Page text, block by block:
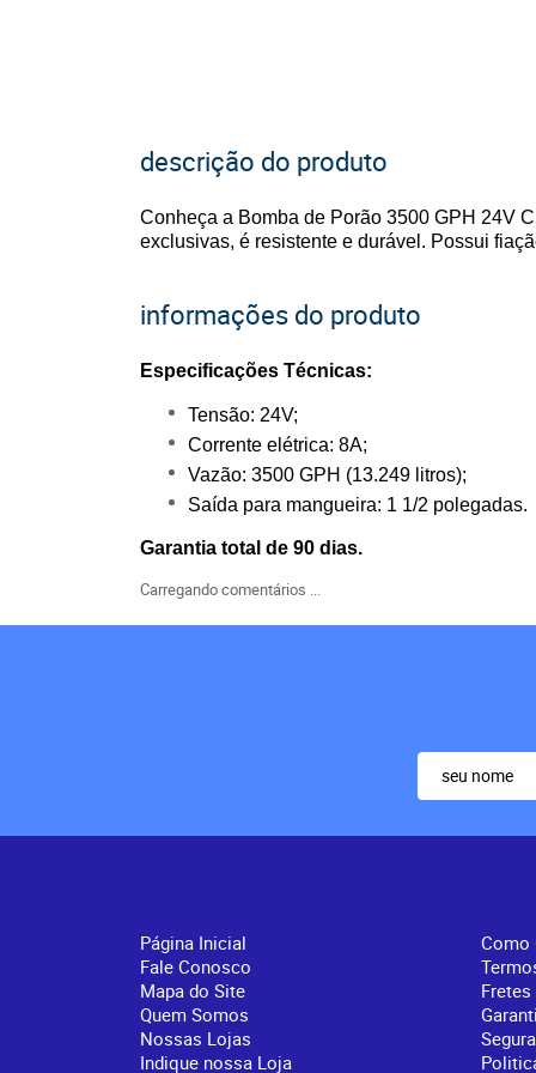
descrição do produto
Conheça a Bomba de Porão 3500 GPH 24V
exclusivas, é resistente e durável. Possui
informações do produto
Especificações Técnicas:
Tensão: 24V;
Corrente elétrica: 8A;
Vazão: 3500 GPH (13.249 litros);
Saída para mangueira: 1 1/2 polegadas.
Garantia total de 90 dias.
Carregando comentários ...
Página Inicial
Fale Conosco
Mapa do Site
Quem Somos
Nossas Lojas
Indique nossa Loja
Como